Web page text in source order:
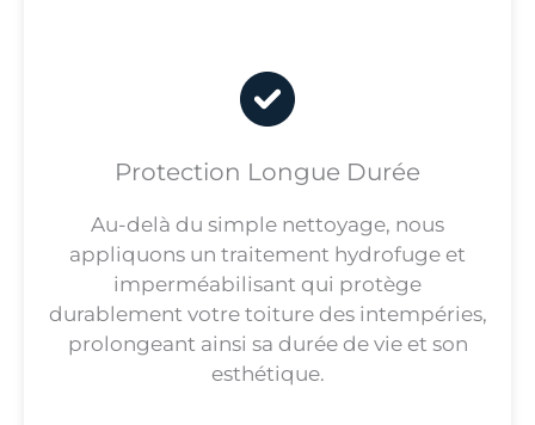
Protection Longue Durée
Au-delà du simple nettoyage, nous
appliquons un traitement hydrofuge et
imperméabilisant qui protège
durablement votre toiture des intempéries,
prolongeant ainsi sa durée de vie et son
esthétique.